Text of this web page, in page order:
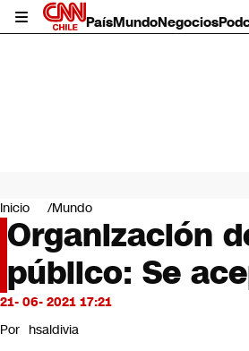
PaísMundoNegocios
Mundo
Negocios
Deportes
Programas completos
Cultura
Servicios
Bits
CNN Data
Inicio Mundo
Organización
público: Se
21- 06- 2021 17:21
Por hsaldivia